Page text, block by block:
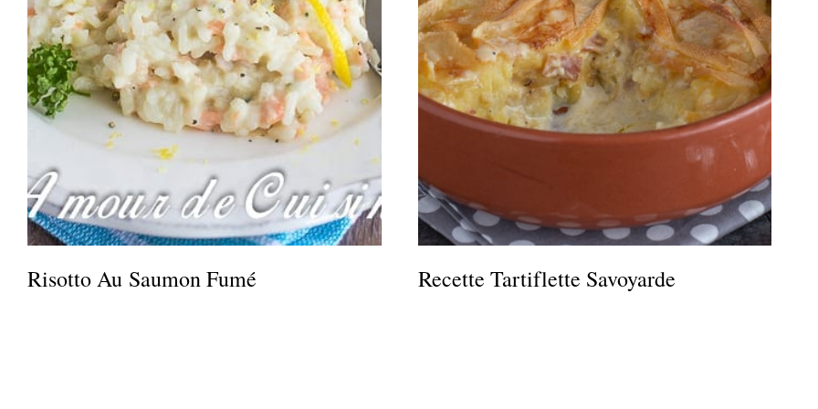
Risotto Au Saumon Fumé Recette Tartiflette Savoyarde